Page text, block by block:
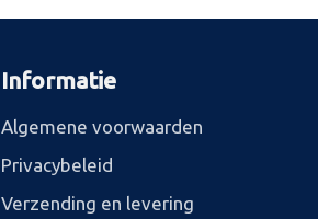
Informatie
Algemene voorwaarden
Privacybeleid
Verzending en levering